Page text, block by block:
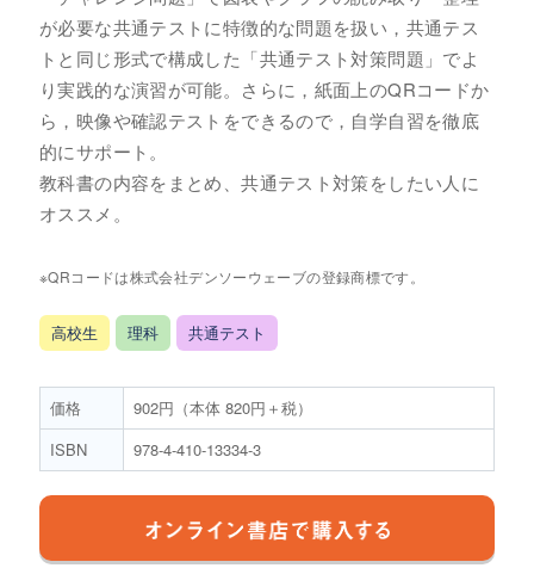
が必要な共通テストに特徴的な問題を扱い，共通テス
トと同じ形式で構成した「共通テスト対策問題」でよ
り実践的な演習が可能。さらに，紙面上のQRコードか
ら，映像や確認テストをできるので，自学自習を徹底
的にサポート。
教科書の内容をまとめ、共通テスト対策をしたい人に
オススメ。
※QRコードは株式会社デンソーウェーブの登録商標です。
高校生 理科 共通テスト
価格
902円（本体 820円＋税）
ISBN
978-4-410-13334-3